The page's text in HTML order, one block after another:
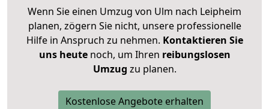
Wenn Sie einen Umzug von Ulm nach Leipheim
planen, zögern Sie nicht, unsere professionelle
Hilfe in Anspruch zu nehmen. Kontaktieren Sie
uns heutenoch, um Ihren reibungslosen
Umzug zu planen.
Kostenlose Angebote erhalten